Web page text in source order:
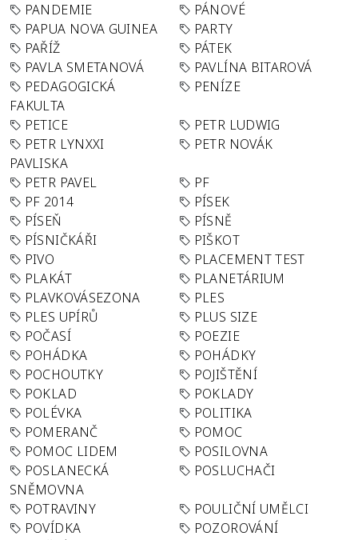
PANDEMIE
PÁNOVÉ
PAPUA NOVA GUINEA
PARTY
PAŘÍŽ
PÁTEK
PAVLA SMETANOVÁ
PAVLÍNA BITAROVÁ
PEDAGOGICKÁ
FAKULTA
PENÍZE
PETICE
PETR LUDWIG
PETR LYNXXI
PAVLISKA
PETR NOVÁK
PETR PAVEL
PF
PF 2014
PÍSEK
PÍSEŇ
PÍSNĚ
PÍSNIČKÁŘI
PIŠKOT
PIVO
PLACEMENT TEST
PLAKÁT
PLANETÁRIUM
PLAVKOVÁSEZONA
PLES
PLES UPÍRŮ
PLUS SIZE
POČASÍ
POEZIE
POHÁDKA
POHÁDKY
POCHOUTKY
POJIŠTĚNÍ
POKLAD
POKLADY
POLÉVKA
POLITIKA
POMERANČ
POMOC
POMOC LIDEM
POSILOVNA
POSLANECKÁ
SNĚMOVNA
POSLUCHAČI
POTRAVINY
POULIČNÍ UMĚLCI
POVÍDKA
POZOROVÁNÍ